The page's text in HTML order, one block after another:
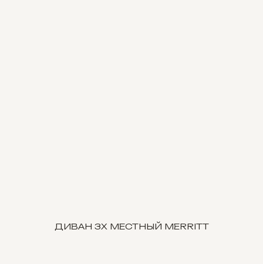
ДИВАН 3Х МЕСТНЫЙ MERRITT